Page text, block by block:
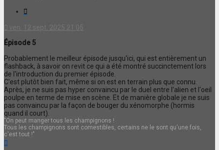
ven. 12 sept. 2025 21:05
Épisode 5
Probablement le meilleur épisode jusqu'ici, qui est entièrement un
flashback, à savoir on revit ce qui a été montré succinctement lors
de l'introduction du premier épisode.
C'est plutôt bien fait, même si on est en terrain plus que connu.
Après, je ne suis pas hyper convaincu par le duel entre l'alien et l'oeil
poulpe en terme de mise en scène. Et de manière globale je ne suis
pas convaincu par la façon de bouger du xénomorphe (hormis
quand il court).
"On peut manger tous les champignons !
Tous les champignons sont comestibles, certains ne le sont qu'une fois,
c'est tout !"